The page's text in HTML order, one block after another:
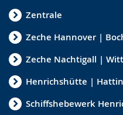
Zentrale
Zeche Hannover |
Zeche Nachtigall |
Henrichshütte |
Schiffshebewerk